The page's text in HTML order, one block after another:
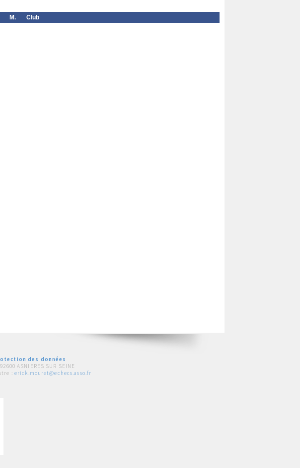
M. Club
des données
ASNIERES SUR SEINE
: erick.mouret@echecs.asso.fr